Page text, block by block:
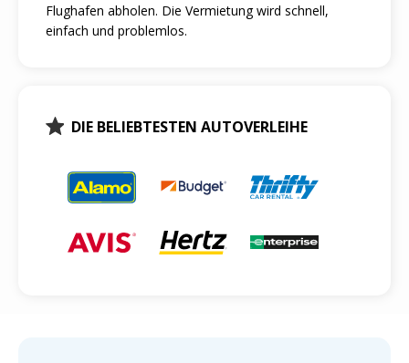
Flughafen abholen. Die Vermietung wird schnell,
einfach und problemlos.
DIE BELIEBTESTEN AUTOVERLEIHE